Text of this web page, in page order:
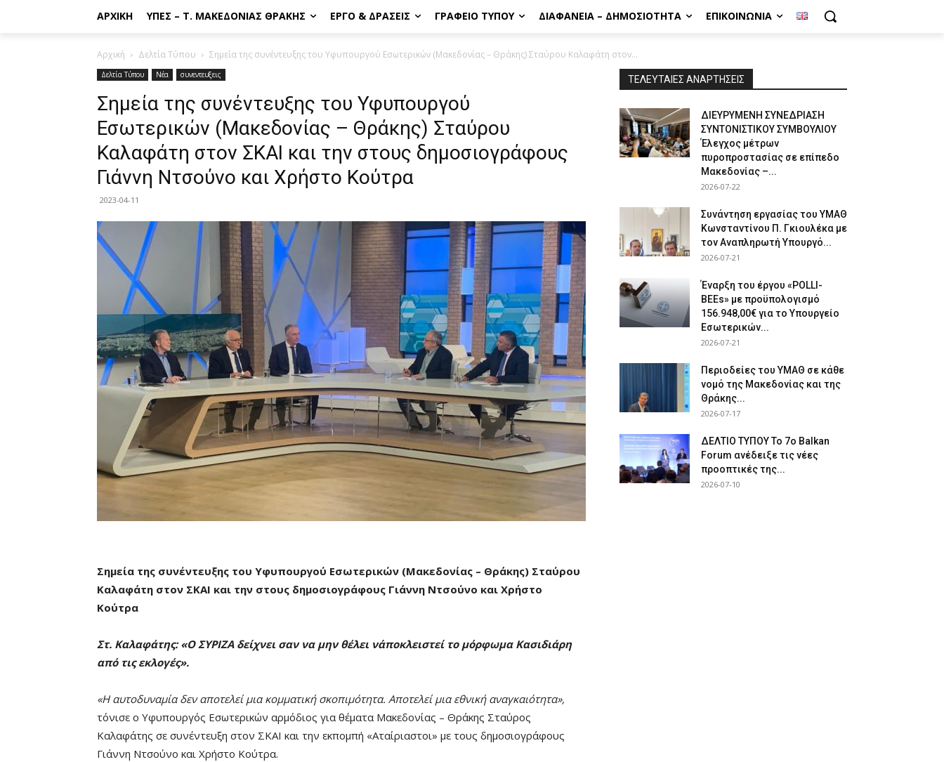
ΑΡΧΙΚΉ ΥΠΕΣ – Τ. ΜΑΚΕΔΟΝΊΑΣ ΘΡΆΚΗΣ ΈΡΓΟ & ΔΡΆΣΕΙΣ ΓΡΑΦΕΊΟ ΤΎΠΟΥ ΔΙΑΦΆΝΕΙΑ – ΔΗΜΟΣΙΌΤΗΤΑ ΕΠΙΚΟΙΝΩΝΊΑ
Αρχική Δελτία Τύπου Σημεία της συνέντευξης του Υφυπουργού Εσωτερικών (Μακεδονίας – Θράκης) Σταύρου Καλαφάτη στον...
Δελτία Τύπου Νέα συνεντευξεις
Σημεία της συνέντευξης του Υφυπουργού
Εσωτερικών (Μακεδονίας – Θράκης) Σταύρου
Καλαφάτη στον ΣΚΑΙ και την στους δημοσιογράφους
Γιάννη Ντσούνο και Χρήστο Κούτρα
2023-04-11
Σημεία της συνέντευξης του Υφυπουργού Εσωτερικών (Μακεδονίας – Θράκης) Σταύρου
Καλαφάτη στον ΣΚΑΙ και την στους δημοσιογράφους Γιάννη Ντσούνο και Χρήστο
Κούτρα
Στ. Καλαφάτης: «O ΣΥΡΙΖΑ δείχνει σαν να μην θέλει ν΄αποκλειστεί το μόρφωμα Κασιδιάρη
από τις εκλογές».
«Η αυτοδυναμία δεν αποτελεί μια κομματική σκοπιμότητα. Αποτελεί μια εθνική αναγκαιότητα»,
τόνισε ο Υφυπουργός Εσωτερικών αρμόδιος για θέματα Μακεδονίας – Θράκης Σταύρος
Καλαφάτης σε συνέντευξη στον ΣΚΑΙ και την εκπομπή «Αταίριαστοι» με τους δημοσιογράφους
Γιάννη Ντσούνο και Χρήστο Κούτρα.
ΤΕΛΕΥΤΑΙΕΣ ΑΝΑΡΤΗΣΕΙΣ
ΔΙΕΥΡΥΜΕΝΗ ΣΥΝΕΔΡΙΑΣΗ
ΣΥΝΤΟΝΙΣΤΙΚΟΥ ΣΥΜΒΟΥΛΙΟΥ
Έλεγχος μέτρων
πυροπροστασίας σε επίπεδο
Μακεδονίας –...
2026-07-22
Συνάντηση εργασίας του ΥΜΑΘ
Κωνσταντίνου Π. Γκιουλέκα με
τον Αναπληρωτή Υπουργό...
2026-07-21
Έναρξη του έργου «POLLI-
BEEs» με προϋπολογισμό
156.948,00€ για το Υπουργείο
Εσωτερικών...
2026-07-21
Περιοδείες του ΥΜΑΘ σε κάθε
νομό της Μακεδονίας και της
Θράκης...
2026-07-17
ΔΕΛΤΙΟ ΤΥΠΟΥ Το 7ο Balkan
Forum ανέδειξε τις νέες
προοπτικές της...
2026-07-10